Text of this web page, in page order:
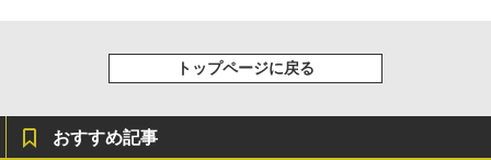
トップページに戻る
おすすめ記事